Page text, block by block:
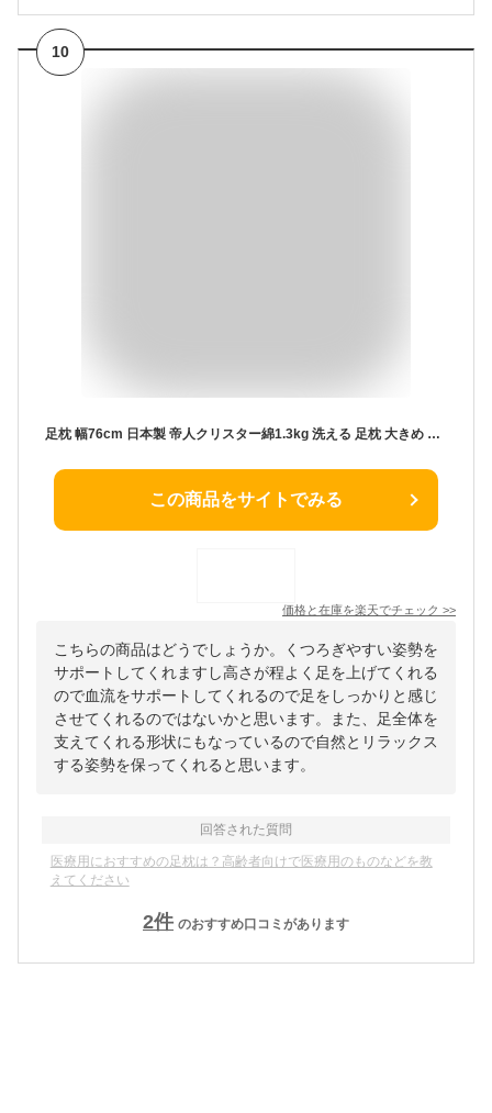
10
足枕 幅76cm 日本製 帝人クリスター綿1.3kg 洗える 足枕 大きめ 足まくら カバー付き 高品質 むくみ 腰痛 反り腰 枕 ワイド 国産 テイジン TEIJIN 帝人 シンプル 寝具 脚枕 足まくら【送料無料】
この商品をサイトでみる
価格と在庫を楽天でチェック >>
こちらの商品はどうでしょうか。くつろぎやすい姿勢を
サポートしてくれますし高さが程よく足を上げてくれる
ので血流をサポートしてくれるので足をしっかりと感じ
させてくれるのではないかと思います。また、足全体を
支えてくれる形状にもなっているので自然とリラックス
する姿勢を保ってくれると思います。
回答された質問
医療用におすすめの足枕は？高齢者向けで医療用のものなどを教
えてください
2件 のおすすめ口コミがあります